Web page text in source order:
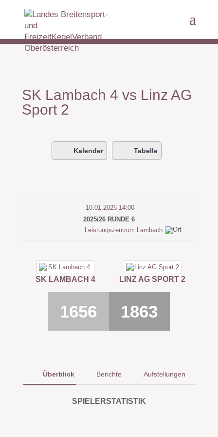
SK Lambach 4 vs Linz AG
Sport 2
Kalender Tabelle
10.01.2026 14:00
2025/26 RUNDE 6
Leistungszentrum Lambach
SK LAMBACH 4 LINZ AG SPORT 2
1656 1863
Überblick Berichte Aufstellungen
SPIELERSTATISTIK